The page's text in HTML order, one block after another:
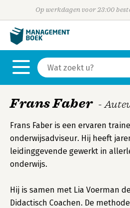
Op werkdagen voor 23:00
Frans Faber -
Frans Faber is een ervaren
onderwijsadviseur. Hij heeft
leidinggevende gewerkt in
onderwijs.
Hij is samen met Lia Voerman
Didactisch Coachen. De